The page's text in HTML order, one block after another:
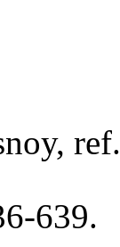
ref.
639.